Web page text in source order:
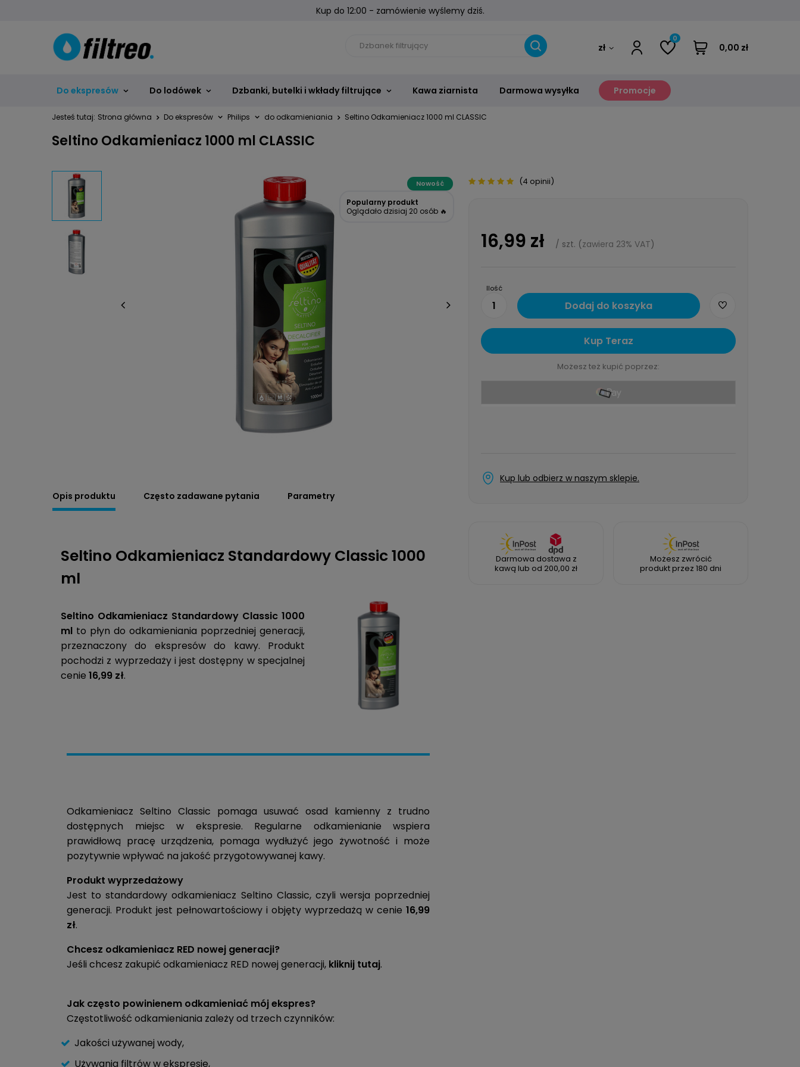
Kup do 12:00 - zamówienie wyślemy dziś.
zł
0
0,00 zł
Do ekspresów Do lodówek Dzbanki, butelki i wkłady filtrujące Kawa ziarnista Darmowa wysyłka Promocje
Jesteś tutaj: Strona główna Do ekspresów Philips do odkamieniania Seltino Odkamieniacz 1000 ml CLASSIC
Seltino Odkamieniacz 1000 ml CLASSIC
Nowość
Popularny produkt
Oglądało dzisiaj 20 osób 🔥
(4 opinii)
16,99 zł / szt. (zawiera 23% VAT)
Ilość
1 Dodaj do koszyka
Kup Teraz
Możesz też kupić poprzez:
Kup lub odbierz w naszym sklepie.
Darmowa dostawa z
kawą lub od 200,00 zł
Możesz zwrócić
produkt przez 180 dni
Opis produktu Często zadawane pytania Parametry
Seltino Odkamieniacz Standardowy Classic 1000
ml
Seltino Odkamieniacz Standardowy Classic 1000
ml to płyn do odkamieniania poprzedniej generacji,
przeznaczony do ekspresów do kawy. Produkt
pochodzi z wyprzedaży i jest dostępny w specjalnej
cenie 16,99 zł.
Odkamieniacz Seltino Classic pomaga usuwać osad kamienny z trudno
dostępnych miejsc w ekspresie. Regularne odkamienianie wspiera
prawidłową pracę urządzenia, pomaga wydłużyć jego żywotność i może
pozytywnie wpływać na jakość przygotowywanej kawy.
Produkt wyprzedażowy
Jest to standardowy odkamieniacz Seltino Classic, czyli wersja poprzedniej
generacji. Produkt jest pełnowartościowy i objęty wyprzedażą w cenie 16,99
zł.
Chcesz odkamieniacz RED nowej generacji?
Jeśli chcesz zakupić odkamieniacz RED nowej generacji, kliknij tutaj.
Jak często powinienem odkamieniać mój ekspres?
Częstotliwość odkamieniania zależy od trzech czynników:
Jakości używanej wody,
Używania filtrów w ekspresie,